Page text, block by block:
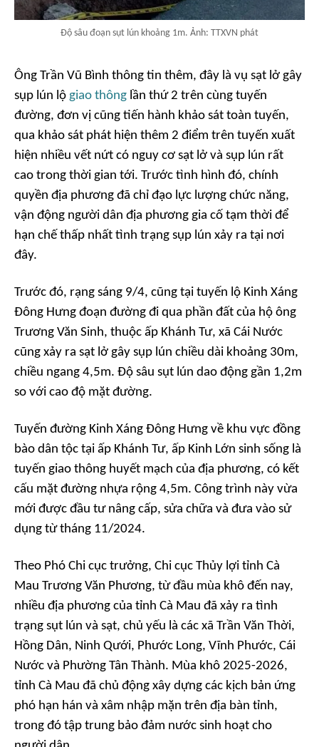
Độ sâu đoạn sụt lún khoảng 1m. Ảnh: TTXVN phát
Ông Trần Vũ Bình thông tin thêm, đây là vụ sạt lở gây
sụp lún lộ giao thông lần thứ 2 trên cùng tuyến
đường, đơn vị cũng tiến hành khảo sát toàn tuyến,
qua khảo sát phát hiện thêm 2 điểm trên tuyến xuất
hiện nhiều vết nứt có nguy cơ sạt lở và sụp lún rất
cao trong thời gian tới. Trước tình hình đó, chính
quyền địa phương đã chỉ đạo lực lượng chức năng,
vận động người dân địa phương gia cố tạm thời để
hạn chế thấp nhất tình trạng sụp lún xảy ra tại nơi
đây.
Trước đó, rạng sáng 9/4, cũng tại tuyến lộ Kinh Xáng
Đông Hưng đoạn đường đi qua phần đất của hộ ông
Trương Văn Sinh, thuộc ấp Khánh Tư, xã Cái Nước
cũng xảy ra sạt lở gây sụp lún chiều dài khoảng 30m,
chiều ngang 4,5m. Độ sâu sụt lún dao động gần 1,2m
so với cao độ mặt đường.
Tuyến đường Kinh Xáng Đông Hưng về khu vực đồng
bào dân tộc tại ấp Khánh Tư, ấp Kinh Lớn sinh sống là
tuyến giao thông huyết mạch của địa phương, có kết
cấu mặt đường nhựa rộng 4,5m. Công trình này vừa
mới được đầu tư nâng cấp, sửa chữa và đưa vào sử
dụng từ tháng 11/2024.
Theo Phó Chi cục trưởng, Chi cục Thủy lợi tỉnh Cà
Mau Trương Văn Phương, từ đầu mùa khô đến nay,
nhiều địa phương của tỉnh Cà Mau đã xảy ra tình
trạng sụt lún và sạt, chủ yếu là các xã Trần Văn Thời,
Hồng Dân, Ninh Qưới, Phước Long, Vĩnh Phước, Cái
Nước và Phường Tân Thành. Mùa khô 2025-2026,
tỉnh Cà Mau đã chủ động xây dựng các kịch bản ứng
phó hạn hán và xâm nhập mặn trên địa bàn tỉnh,
trong đó tập trung bảo đảm nước sinh hoạt cho